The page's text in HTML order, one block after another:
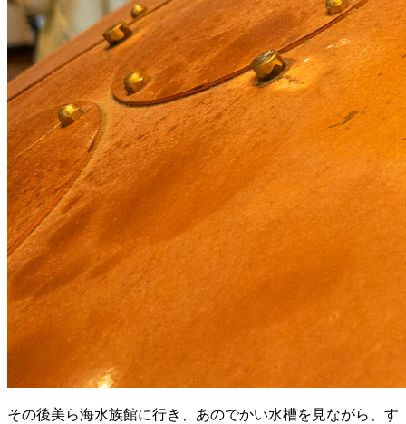
その後美ら海水族館に行き、あのでかい水槽を見ながら、す